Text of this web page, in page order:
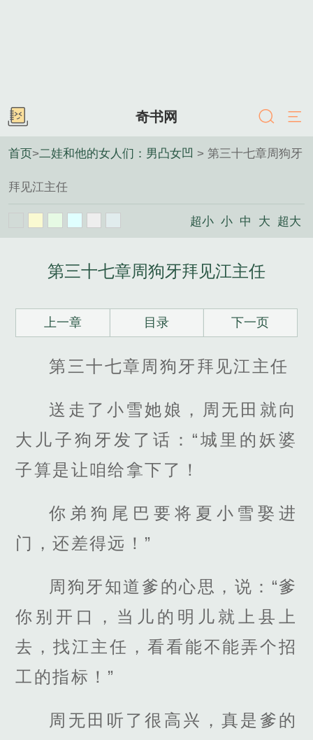
奇书网
首页>二娃和他的女人们：男凸女凹 > 第三十七章周狗牙
拜见江主任
超小 小 中 大 超大
第三十七章周狗牙拜见江主任
上一章 目录 下一页
第三十七章周狗牙拜见江主任
送走了小雪她娘，周无田就向
大儿子狗牙发了话：“城里的妖婆
子算是让咱给拿下了！
你弟狗尾巴要将夏小雪娶进
门，还差得远！”
周狗牙知道爹的心思，说：“爹
你别开口，当儿的明儿就上县上
去，找江主任，看看能不能弄个招
工的指标！”
周无田听了很高兴，真是爹的